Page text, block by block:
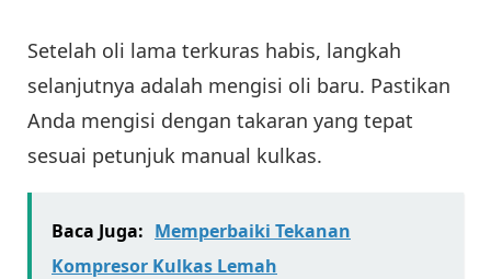
Setelah oli lama terkuras habis, langkah
selanjutnya adalah mengisi oli baru. Pastikan
Anda mengisi dengan takaran yang tepat
sesuai petunjuk manual kulkas.
Baca Juga: Memperbaiki Tekanan
Kompresor Kulkas Lemah